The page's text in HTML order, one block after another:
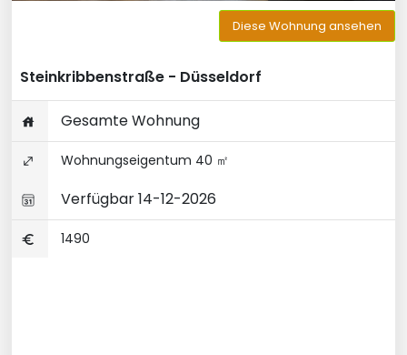
Diese Wohnung ansehen
Steinkribbenstraße - Düsseldorf
Gesamte Wohnung
Wohnungseigentum 40 ㎡
Verfügbar 14-12-2026
1490